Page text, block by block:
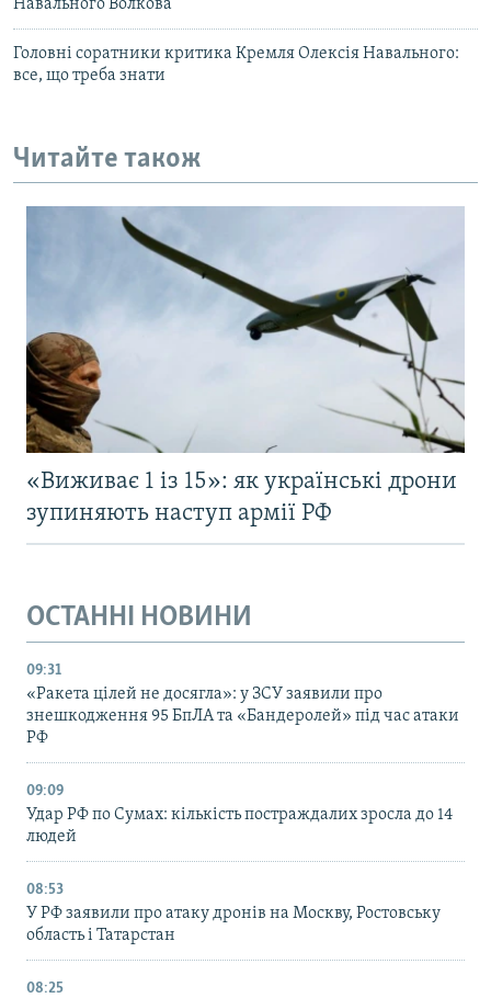
Навального Волкова
Головні соратники критика Кремля Олексія Навального:
все, що треба знати
Читайте також
«Виживає 1 із 15»: як українські дрони
зупиняють наступ армії РФ
ОСТАННІ НОВИНИ
09:31
«Ракета цілей не досягла»: у ЗСУ заявили про
знешкодження 95 БпЛА та «Бандеролей» під час атаки
РФ
09:09
Удар РФ по Сумах: кількість постраждалих зросла до 14
людей
08:53
У РФ заявили про атаку дронів на Москву, Ростовську
область і Татарстан
08:25